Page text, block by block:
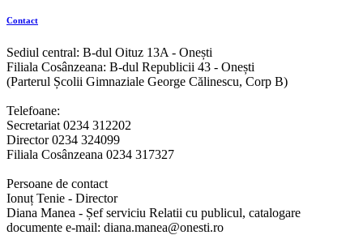
Contact
Sediul central: B-dul Oituz 13A - Onești
Filiala Cosânzeana: B-dul Republicii 43 - Onești
(Parterul Școlii Gimnaziale George Călinescu, Corp B)
Telefoane:
Secretariat 0234 312202
Director 0234 324099
Filiala Cosânzeana 0234 317327
Persoane de contact
Ionuț Tenie - Director
Diana Manea - Șef serviciu Relatii cu publicul, catalogare
documente e-mail: diana.manea@onesti.ro